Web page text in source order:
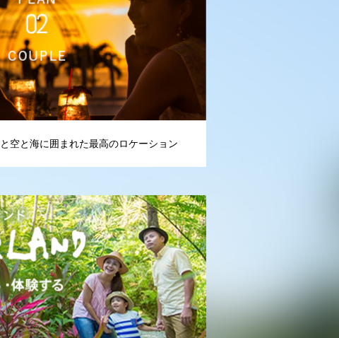
空と海に囲まれた最高のロケーション